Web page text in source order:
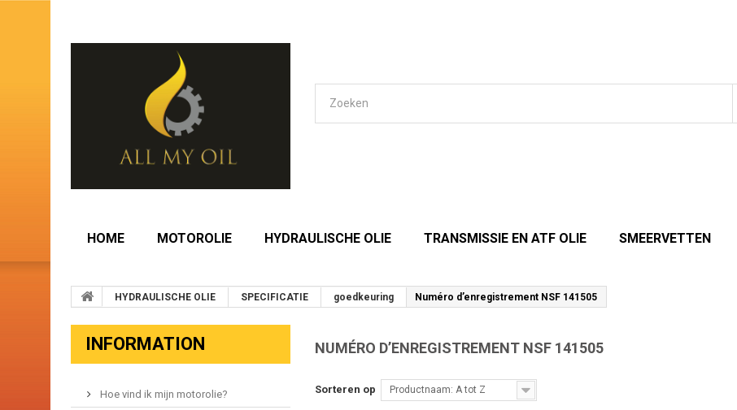
HOME MOTOROLIE HYDRAULISCHE OLIE TRANSMISSIE EN ATF OLIE SMEERVETTEN
HYDRAULISCHE OLIE SPECIFICATIE goedkeuring Numéro d’enregistrement NSF 141505
INFORMATION
Hoe vind ik mijn motorolie?
NUMÉRO D’ENREGISTREMENT NSF 141505
Sorteren op Productnaam: A tot Z